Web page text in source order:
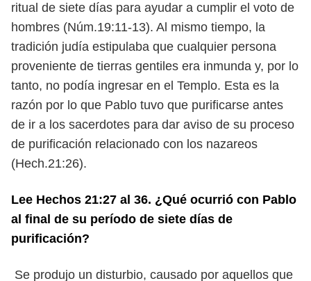
ritual de siete días para ayudar a cumplir el voto de
hombres (Núm.19:11-13). Al mismo tiempo, la
tradición judía estipulaba que cualquier persona
proveniente de tierras gentiles era inmunda y, por lo
tanto, no podía ingresar en el Templo. Esta es la
razón por lo que Pablo tuvo que purificarse antes
de ir a los sacerdotes para dar aviso de su proceso
de purificación relacionado con los nazareos
(Hech.21:26).
Lee Hechos 21:27 al 36. ¿Qué ocurrió con Pablo
al final de su período de siete días de
purificación?
Se produjo un disturbio, causado por aquellos que